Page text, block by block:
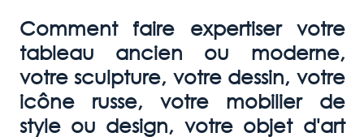
Comment faire expertiser votre
tableau ancien ou moderne,
votre sculpture, votre dessin, votre
icône russe, votre mobilier de
style ou design, votre objet d'art